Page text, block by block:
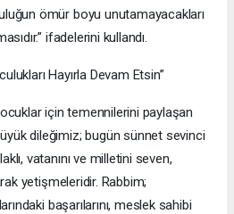
ömür boyu unutamayacakları
ifadelerini kullandı.
Hayırla Devam Etsin”
için temennilerini paylaşan
dileğimiz; bugün sünnet sevinci
vatanını ve milletini seven,
yetişmeleridir. Rabbim;
başarılarını, meslek sahibi